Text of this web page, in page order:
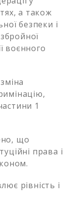
а також
безпеки і
воєнного
1
що
права і
рівність і